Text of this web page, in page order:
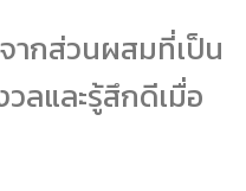
ากส่วนผสมที่เป็น
ลและรู้สึกดีเมื่อ